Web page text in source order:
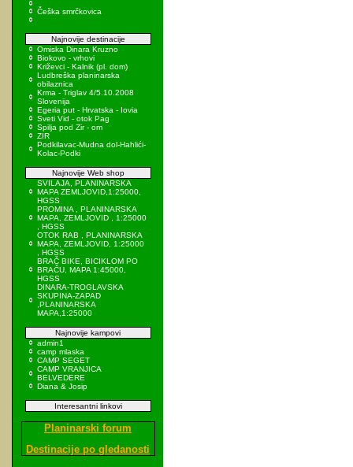
Češka smrčkovica
Najnovije destinacije
Omiska Dinara Kruzno
Biokovo - vrhovi
Križevci - Kalnik (pl. dom)
Ludbreška planinarska
obilaznica
Krma - Triglav 4/5.10.2008
Slovenija
Egeria put - Hrvatska - Iovia
Sveti Vid - otok Pag
Spilja pod Zir - om
ZIR
Podkilavac-Mudna dol-Hahlići-
Kolac-Podki
Najnovije Web shop
SVILAJA, PLANINARSKA
MAPA ZEMLJOVID,1:25000,
HGSS
PROMINA , PLANINARSKA
MAPA, ZEMLJOVID , 1:25000
, HGSS
OTOK RAB , PLANINARSKA
MAPA, ZEMLJOVID, 1:25000
, HGSS
BRAČ BIKE, BICIKLOM PO
BRAČU, MAPA 1:45000,
HGSS
DINARA-TROGLAVSKA
SKUPINA-ZAPAD
,PLANINARSKA
MAPA,1:25000
Najnovije kampovi
admin1
camp mlaska
CAMP SEGET
CAMP VRANJICA
BELVEDERE
Diana & Josip
Interesantni linkovi
Planinarski forum
Destinacije po gledanosti